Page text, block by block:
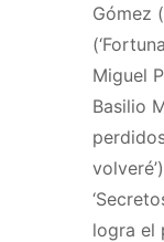
Gómez
Miguel
Basilio
logra el